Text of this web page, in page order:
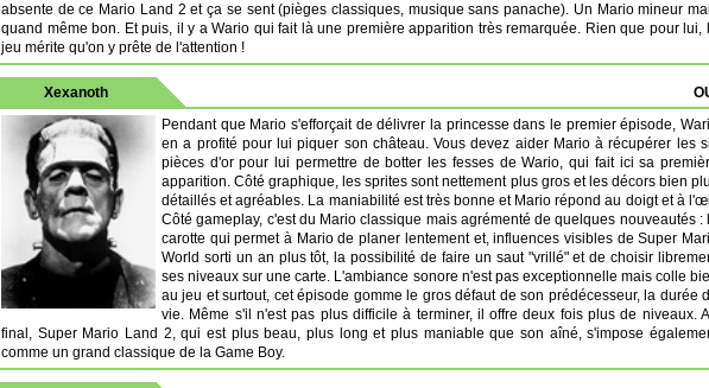
absente de ce Mario Land 2 et ça se sent (pièges classiques, musique sans panache). Un Mario mineur
quand même bon. Et puis, il y a Wario qui fait là une première apparition très remarquée. Rien que pour lui,
jeu mérite qu'on y prête de l'attention !
Xexanoth
Pendant que Mario s'efforçait de délivrer la princesse dans le premier épisode,
en a profité pour lui piquer son château. Vous devez aider Mario à récupérer les
pièces d'or pour lui permettre de botter les fesses de Wario, qui fait ici sa
apparition. Côté graphique, les sprites sont nettement plus gros et les décors bien
détaillés et agréables. La maniabilité est très bonne et Mario répond au doigt et à
Côté gameplay, c'est du Mario classique mais agrémenté de quelques nouveautés :
carotte qui permet à Mario de planer lentement et, influences visibles de Super
World sorti un an plus tôt, la possibilité de faire un saut "vrillé" et de choisir
ses niveaux sur une carte. L'ambiance sonore n'est pas exceptionnelle mais colle
au jeu et surtout, cet épisode gomme le gros défaut de son prédécesseur, la durée
vie. Même s'il n'est pas plus difficile à terminer, il offre deux fois plus de niveaux.
final, Super Mario Land 2, qui est plus beau, plus long et plus maniable que son aîné, s'impose
comme un grand classique de la Game Boy.